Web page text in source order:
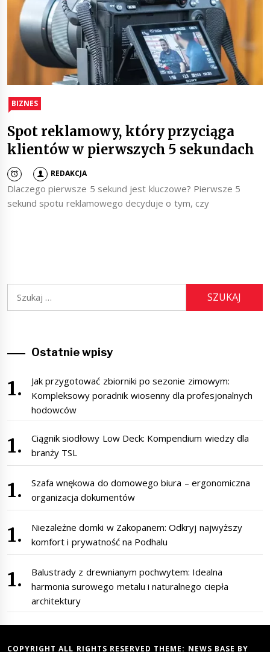
BIZNES
Spot reklamowy, który przyciąga
klientów w pierwszych 5 sekundach
REDAKCJA
Dlaczego pierwsze 5 sekund jest kluczowe? Pierwsze 5
sekund spotu reklamowego decyduje o tym, czy
Szukaj:
Ostatnie wpisy
Jak przygotować zbiorniki po sezonie zimowym:
Kompleksowy poradnik wiosenny dla profesjonalnych
hodowców
Ciągnik siodłowy Low Deck: Kompendium wiedzy dla
branży TSL
Szafa wnękowa do domowego biura – ergonomiczna
organizacja dokumentów
Niezależne domki w Zakopanem: Odkryj najwyższy
komfort i prywatność na Podhalu
Balustrady z drewnianym pochwytem: Idealna
harmonia surowego metalu i naturalnego ciepła
architektury
COPYRIGHT ALL RIGHTS RESERVED THEME: NEWS BASE BY